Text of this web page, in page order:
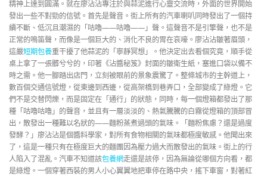
精神上達到圓滿。就在廖沾沾專注於與蒜泥進行心靈交流時，外面的世界開始
發出一些不對勁的信號。首先是聲音。街上所有的汽車喇叭同時發出了一個持
續不斷、低沉且潮濕的「咕嚕——咕嚕——」聲。這聲音不是引擎聲，也不是
正常的鳴笛聲，而像是一個巨大的、消化不良的胃在哀嚎。廖沾沾皺著眉頭，
這嚴短期包養重干擾了他蒜泥的「寧靜冥想」。他決定出去看個究竟，順手從
桌上拿了一張髒兮兮的，印著《沾醬秘笈》封面的皺衛生紙，塞進口袋以備不
時之需。他一腳踏出店門，立刻被眼前的景象震驚了。整條城市的主幹道上，
數百個交通信號燈，從東邊到西邊，從高架橋到巷弄口，全部變成了綠燈。它
們不是交替閃爍，而是固定在「通行」的狀態，同時，每一個燈箱都發出了那
種「咕嚕咕嚕」的聲音，並且有一層淡淡的、熱氣騰騰的白霧從燈箱的頂部冒
出，散發出一種難以名狀的——麵粉蒸煮過頭的氣味。「麵粉焦慮？還是過度
發酵？」廖沾沾是個醬料學家，對所有食物相關的氣味都極度敏感。他聞出來
了，這是一種只有在極度巨大的麵團因為壓力過大而散發出的氣味。街上的行
人陷入了混亂。汽車不知道該包養網走還是該停，因為無論從哪個方向看，都
是綠燈。一個穿著西裝的男人小心翼翼地把車停在路中央，搖下車窗，對著紅